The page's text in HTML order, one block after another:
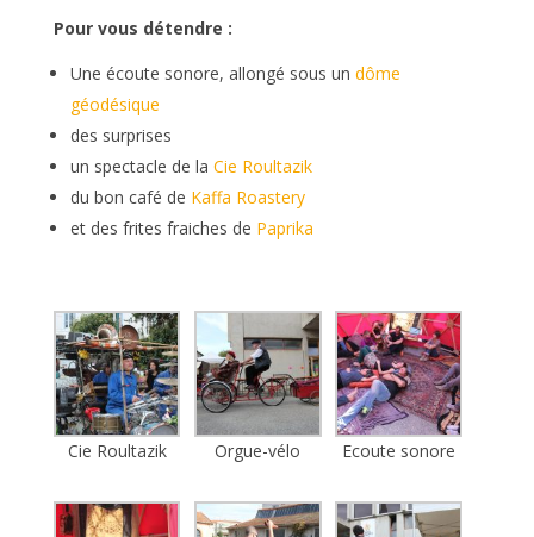
Pour vous détendre :
Une écoute sonore, allongé sous un dôme
géodésique
des surprises
un spectacle de la Cie Roultazik
du bon café de Kaffa Roastery
et des frites fraiches de Paprika
Cie Roultazik Orgue-vélo Ecoute sonore